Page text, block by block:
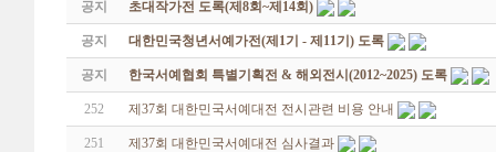
공지 초대작가전 도록(제8회~제14회)
공지 대한민국청년서예가전(제1기 - 제11기) 도록
공지 한국서예협회 특별기획전 & 해외전시(2012~2025) 도록
252 제37회 대한민국서예대전 전시관련 비용 안내
251 제37회 대한민국서예대전 심사결과